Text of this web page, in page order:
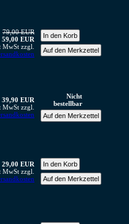
79,00 EUR
59,00 EUR
MwSt zzgl.
39,90 EUR
MwSt zzgl.
Nicht
bestellbar
29,00 EUR
MwSt zzgl.